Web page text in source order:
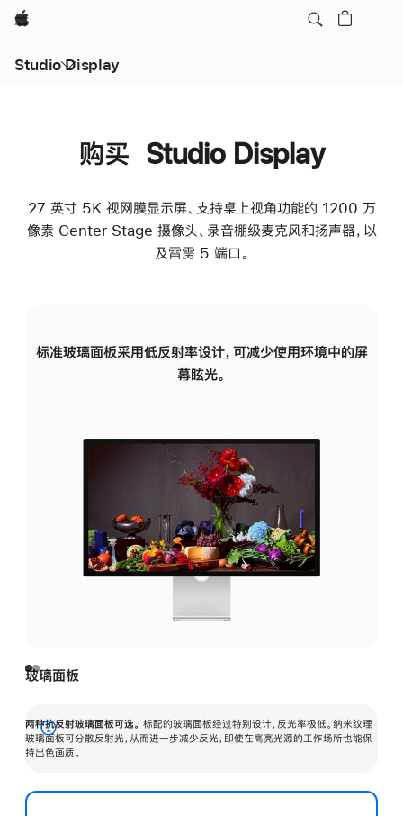
Apple
Studio Display
购买 Studio Display
27 英寸 5K 视网膜显示屏、支持桌上视角功能的 1200 万
像素 Center Stage 摄像头、录音棚级麦克风和扬声器，以
及雷雳 5 端口。
标准玻璃面板采用低反射率设计，可减少使用环境中的屏
幕眩光。
玻璃面板
两种抗反射玻璃面板可选。 标配的玻璃面板经过特别设计，反光率极低。纳米纹理
玻璃面板可分散反射光，从而进一步减少反光，即使在高亮光源的工作场所也能保
持出色画质。
展
开